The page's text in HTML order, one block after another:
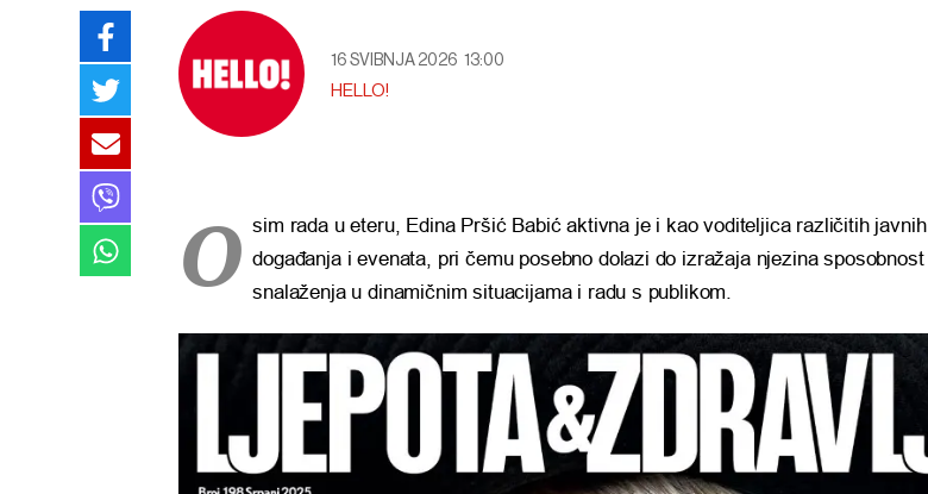
16 SVIBNJA 2026 13:00
HELLO!
O sim rada u eteru, Edina Pršić Babić aktivna je i kao voditeljica različitih javnih
događanja i evenata, pri čemu posebno dolazi do izražaja njezina sposobnost
snalaženja u dinamičnim situacijama i radu s publikom.